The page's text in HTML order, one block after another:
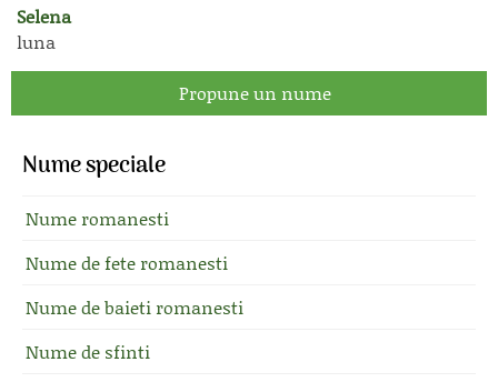
Selena
luna
Propune un nume
Nume speciale
Nume romanesti
Nume de fete romanesti
Nume de baieti romanesti
Nume de sfinti